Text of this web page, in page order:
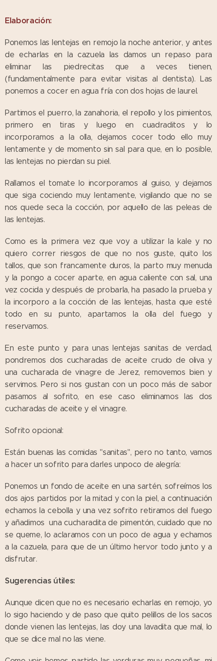
Elaboración:
Ponemos las lentejas en remojo la noche anterior, y antes
de echarlas en la cazuela las damos un repaso para
eliminar las piedrecitas que a veces tienen,
(fundamentalmente para evitar visitas al dentista). Las
ponemos a cocer en agua fría con dos hojas de laurel.
Partimos el puerro, la zanahoria, el repollo y los pimientos,
primero en tiras y luego en cuadraditos y lo
incorporamos a la olla, dejamos cocer todo ello muy
lentamente y de momento sin sal para que, en lo posible,
las lentejas no pierdan su piel.
Rallamos el tomate lo incorporamos al guiso, y dejamos
que siga cociendo muy lentamente, vigilando que no se
nos quede seca la cocción, por aquello de las peleas de
las lentejas.
Como es la primera vez que voy a utilizar la kale y no
quiero correr riesgos de que no nos guste, quito los
tallos, que son francamente duros, la parto muy menuda
y la pongo a cocer aparte, en agua caliente con sal, una
vez cocida y después de probarla, ha pasado la prueba y
la incorporo a la cocción de las lentejas, hasta que esté
todo en su punto, apartamos la olla del fuego y
reservamos.
En este punto y para unas lentejas sanitas de verdad,
pondremos dos cucharadas de aceite crudo de oliva y
una cucharada de vinagre de Jerez, removemos bien y
servimos. Pero si nos gustan con un poco más de sabor
pasamos al sofrito, en ese caso eliminamos las dos
cucharadas de aceite y el vinagre.
Sofrito opcional:
Están buenas las comidas "sanitas", pero no tanto, vamos
a hacer un sofrito para darles unpoco de alegría:
Ponemos un fondo de aceite en una sartén, sofreímos los
dos ajos partidos por la mitad y con la piel, a continuación
echamos la cebolla y una vez sofrito retiramos del fuego
y añadimos una cucharadita de pimentón, cuidado que no
se queme, lo aclaramos con un poco de agua y echamos
a la cazuela, para que de un último hervor todo junto y a
disfrutar.
Sugerencias útiles:
Aunque dicen que no es necesario echarlas en remojo, yo
lo sigo haciendo y de paso que quito pelillos de los sacos
donde vienen las lentejas, las doy una lavadita que mal, lo
que se dice mal no las viene.